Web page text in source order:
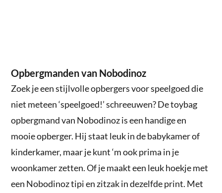
Opbergmanden van Nobodinoz
Zoek je een stijlvolle opbergers voor speelgoed die
niet meteen ‘speelgoed!’ schreeuwen? De toybag
opbergmand van Nobodinoz is een handige en
mooie opberger. Hij staat leuk in de babykamer of
kinderkamer, maar je kunt ‘m ook prima in je
woonkamer zetten. Of je maakt een leuk hoekje met
een Nobodinoz tipi en zitzak in dezelfde print. Met